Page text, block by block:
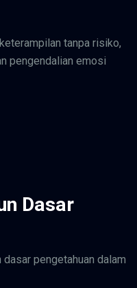
tanpa risiko,
pengendalian emosi
Dasar
pengetahuan dalam